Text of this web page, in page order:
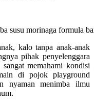
susu morinaga formula
kalo tanpa anak-anak
pihak penyelenggara
memahami kondisi
di pojok playground
nyaman menimba ilmu